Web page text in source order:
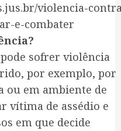
violencia-
e-combater
sofrer violência
por exemplo, por
ou em ambiente de
vítima de assédio e
em que decide